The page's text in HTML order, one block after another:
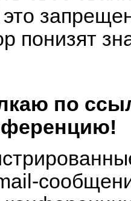
понизят
по